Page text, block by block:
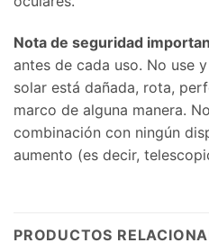
Nota de seguridad
antes de cada uso. No use
solar está dañada, rota,
marco de alguna manera.
combinación con ningún
aumento (es decir,
PRODUCTOS